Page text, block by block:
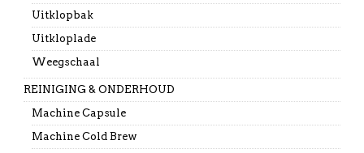
Uitklopbak
Uitkloplade
Weegschaal
REINIGING & ONDERHOUD
Machine Capsule
Machine Cold Brew